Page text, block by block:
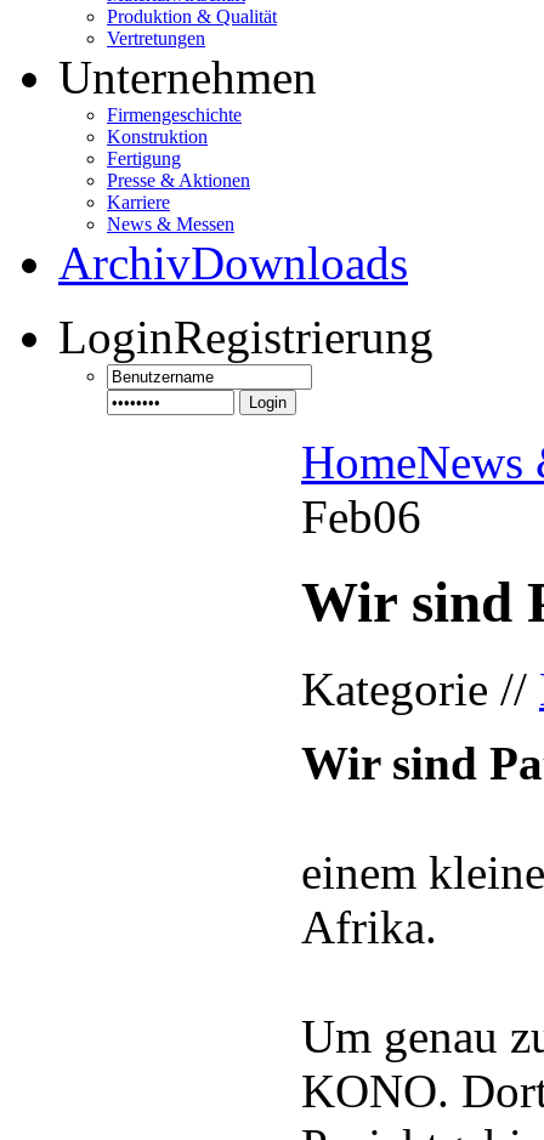
Produktion & Qualität
Vertretungen
Unternehmen
Firmengeschichte
Konstruktion
Fertigung
Presse & Aktionen
Karriere
News & Messen
ArchivDownloads
LoginRegistrierung
Login
HomeNews
Feb06
Wir sind
Kategorie //
Wir sind
einem
Afrika.
Um genau
KONO.